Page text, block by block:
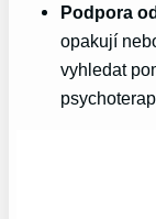
Podpora
opakují
vyhledat